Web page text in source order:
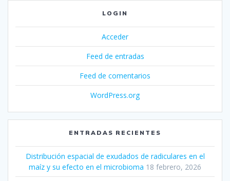
LOGIN
Acceder
Feed de entradas
Feed de comentarios
WordPress.org
ENTRADAS RECIENTES
Distribución espacial de exudados de radiculares en el
maíz y su efecto en el microbioma 18 febrero, 2026